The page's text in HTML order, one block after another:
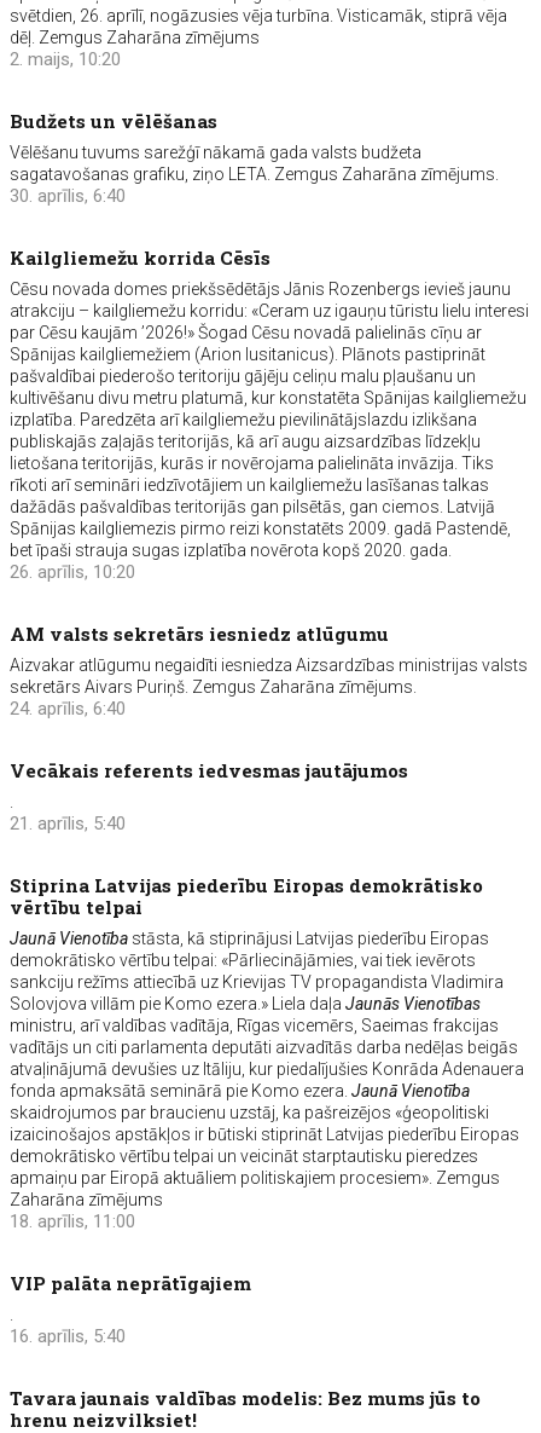
svētdien, 26. aprīlī, nogāzusies vēja turbīna. Visticamāk, stiprā vēja
dēļ. Zemgus Zaharāna zīmējums
2. maijs, 10:20
Budžets un vēlēšanas
Vēlēšanu tuvums sarežģī nākamā gada valsts budžeta
sagatavošanas grafiku, ziņo LETA. Zemgus Zaharāna zīmējums.
30. aprīlis, 6:40
Kailgliemežu korrida Cēsīs
Cēsu novada domes priekšsēdētājs Jānis Rozenbergs ievieš jaunu
atrakciju – kailgliemežu korridu: «Ceram uz igauņu tūristu lielu interesi
par Cēsu kaujām ’2026!» Šogad Cēsu novadā palielinās cīņu ar
Spānijas kailgliemežiem (Arion lusitanicus). Plānots pastiprināt
pašvaldībai piederošo teritoriju gājēju celiņu malu pļaušanu un
kultivēšanu divu metru platumā, kur konstatēta Spānijas kailgliemežu
izplatība. Paredzēta arī kailgliemežu pievilinātājslazdu izlikšana
publiskajās zaļajās teritorijās, kā arī augu aizsardzības līdzekļu
lietošana teritorijās, kurās ir novērojama palielināta invāzija. Tiks
rīkoti arī semināri iedzīvotājiem un kailgliemežu lasīšanas talkas
dažādās pašvaldības teritorijās gan pilsētās, gan ciemos. Latvijā
Spānijas kailgliemezis pirmo reizi konstatēts 2009. gadā Pastendē,
bet īpaši strauja sugas izplatība novērota kopš 2020. gada.
26. aprīlis, 10:20
AM valsts sekretārs iesniedz atlūgumu
Aizvakar atlūgumu negaidīti iesniedza Aizsardzības ministrijas valsts
sekretārs Aivars Puriņš. Zemgus Zaharāna zīmējums.
24. aprīlis, 6:40
Vecākais referents iedvesmas jautājumos
21. aprīlis, 5:40
Stiprina Latvijas piederību Eiropas demokrātisko
vērtību telpai
Jaunā Vienotība stāsta, kā stiprinājusi Latvijas piederību Eiropas
demokrātisko vērtību telpai: «Pārliecinājāmies, vai tiek ievērots
sankciju režīms attiecībā uz Krievijas TV propagandista Vladimira
Solovjova villām pie Komo ezera.» Liela daļaJaunās Vienotības
ministru, arī valdības vadītāja, Rīgas vicemērs, Saeimas frakcijas
vadītājs un citi parlamenta deputāti aizvadītās darba nedēļas beigās
atvaļinājumā devušies uz Itāliju, kur piedalījušies Konrāda Adenauera
fonda apmaksātā seminārā pie Komo ezera.Jaunā Vienotība
skaidrojumos par braucienu uzstāj, ka pašreizējos «ģeopolitiski
izaicinošajos apstākļos ir būtiski stiprināt Latvijas piederību Eiropas
demokrātisko vērtību telpai un veicināt starptautisku pieredzes
apmaiņu par Eiropā aktuāliem politiskajiem procesiem». Zemgus
Zaharāna zīmējums
18. aprīlis, 11:00
VIP palāta neprātīgajiem
16. aprīlis, 5:40
Tavara jaunais valdības modelis: Bez mums jūs to
hrenu neizvilksiet!